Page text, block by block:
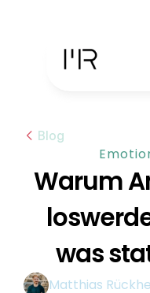
Blog
Warum
was
Matthias